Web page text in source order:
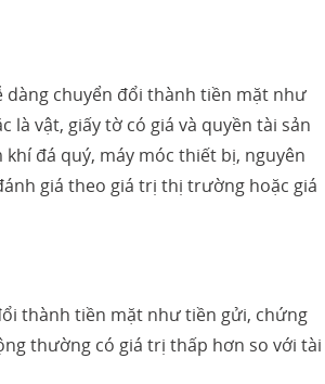
dàng chuyển đổi thành tiền mặt như
là vật, giấy tờ có giá và quyền tài sản
đá quý, máy móc thiết bị, nguyên
giá theo giá trị thị trường hoặc giá
thành tiền mặt như tiền gửi, chứng
thường có giá trị thấp hơn so với tài